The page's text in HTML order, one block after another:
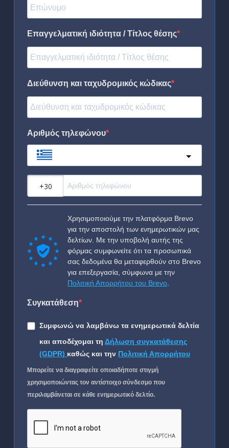
Επαγγελματική ιδιότητα / Τίτλος θέσης
Διεύθυνση και ταχυδρομικός κώδικας
Αριθμός τηλεφώνου
Χρησιμοποιούμε την πλατφόρμα Brevo
για την αποστολή των ενημερωτικών μας
δελτίων. Με την υποβολή αυτής της
φόρμας συμφωνείτε ότι τα προσωπικά
σας δεδομένα θα μεταφερθούν στο Brevo
για επεξεργασία, σύμφωνα με την
Πολιτική Απορρήτου του Brevo
Συγκατάθεση
Συμφωνώ να λαμβάνω τα ενημερωτικά δελτία
και αποδέχομαι τη Δήλωση συγκατάθεσης
(GDPR) καθώς και την Πολιτική Απορρήτου
Μπορείτε να διαγραφείτε οποιαδήποτε στιγμή
χρησιμοποιώντας τον αντίστοιχο σύνδεσμο που
περιλαμβάνεται σε κάθε ενημερωτικό δελτίο.